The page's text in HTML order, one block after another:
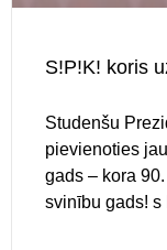
S!P!K! koris
Studenšu
pievienoties
gads – kora
svinību gads! s